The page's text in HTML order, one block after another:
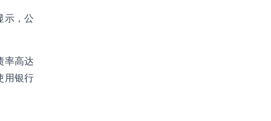
示，公
率高达
用银行